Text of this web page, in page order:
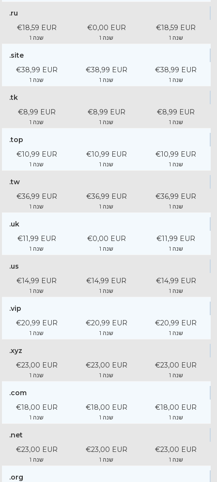
.ru
€18,59 EUR
1 שנה
€0,00 EUR
1 שנה
€18,59 EUR
1 שנה
.site
€38,99 EUR
1 שנה
€38,99 EUR
1 שנה
€38,99 EUR
1 שנה
.tk
€8,99 EUR
1 שנה
€8,99 EUR
1 שנה
€8,99 EUR
1 שנה
.top
€10,99 EUR
1 שנה
€10,99 EUR
1 שנה
€10,99 EUR
1 שנה
.tw
€36,99 EUR
1 שנה
€36,99 EUR
1 שנה
€36,99 EUR
1 שנה
.uk
€11,99 EUR
1 שנה
€0,00 EUR
1 שנה
€11,99 EUR
1 שנה
.us
€14,99 EUR
1 שנה
€14,99 EUR
1 שנה
€14,99 EUR
1 שנה
.vip
€20,99 EUR
1 שנה
€20,99 EUR
1 שנה
€20,99 EUR
1 שנה
.xyz
€23,00 EUR
1 שנה
€23,00 EUR
1 שנה
€23,00 EUR
1 שנה
.com
€18,00 EUR
1 שנה
€18,00 EUR
1 שנה
€18,00 EUR
1 שנה
.net
€23,00 EUR
1 שנה
€23,00 EUR
1 שנה
€23,00 EUR
1 שנה
.org